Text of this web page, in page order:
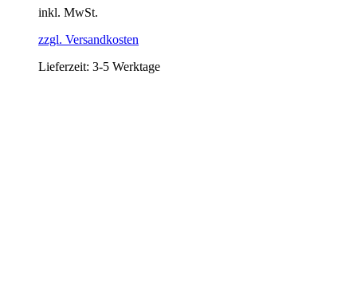
inkl. MwSt.
zzgl. Versandkosten
Lieferzeit: 3-5 Werktage